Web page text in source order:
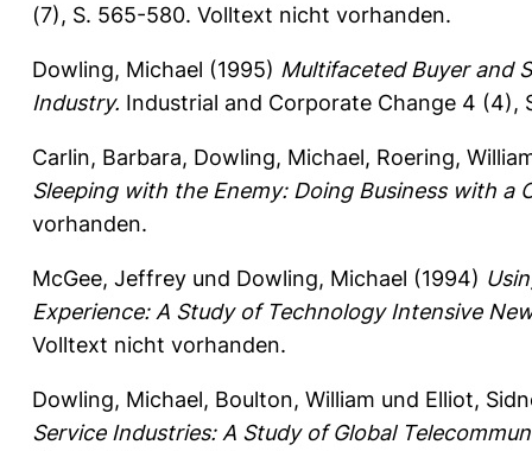
(7), S. 565-580. Volltext nicht vorhanden.
Dowling, Michael (1995) Multifaceted Buyer and
Industry. Industrial and Corporate Change 4 (4),
Carlin, Barbara, Dowling, Michael, Roering,
Sleeping with the Enemy: Doing Business with a
vorhanden.
McGee, Jeffrey und Dowling, Michael (1994)
Experience: A Study of Technology Intensive
Volltext nicht vorhanden.
Dowling, Michael, Boulton, William und Elliot,
Service Industries: A Study of Global